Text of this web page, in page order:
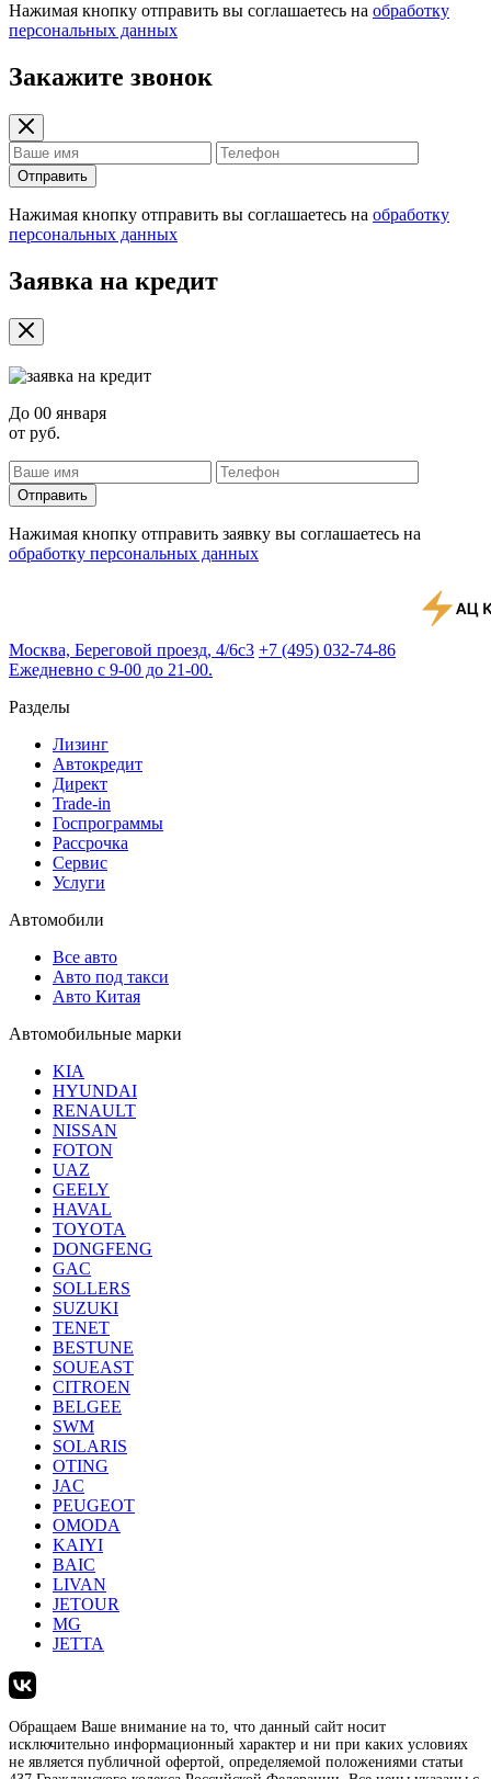
Нажимая кнопку отправить вы соглашаетесь на обработку
персональных данных
Закажите звонок
Отправить
Нажимая кнопку отправить вы соглашаетесь на обработку
персональных данных
Заявка на кредит
До 00 января
от руб.
Отправить
Нажимая кнопку отправить заявку вы соглашаетесь на
обработку персональных данных
Москва, Береговой проезд, 4/6с3 +7 (495) 032-74-86
Ежедневно с 9-00 до 21-00.
Разделы
Лизинг
Автокредит
Директ
Trade-in
Госпрограммы
Рассрочка
Сервис
Услуги
Автомобили
Все авто
Авто под такси
Авто Китая
Автомобильные марки
KIA
HYUNDAI
RENAULT
NISSAN
FOTON
UAZ
GEELY
HAVAL
TOYOTA
DONGFENG
GAC
SOLLERS
SUZUKI
TENET
BESTUNE
SOUEAST
CITROEN
BELGEE
SWM
SOLARIS
OTING
JAC
PEUGEOT
OMODA
KAIYI
BAIC
LIVAN
JETOUR
MG
JETTA
Обращаем Ваше внимание на то, что данный сайт носит
исключительно информационный характер и ни при каких условиях
не является публичной офертой, определяемой положениями статьи